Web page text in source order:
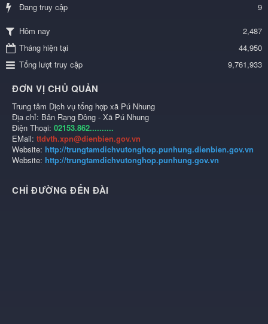
Đang truy cập 9
Hôm nay
2,487
Tháng hiện tại
44,950
Tổng lượt truy cập
9,761,933
ĐƠN VỊ CHỦ QUẢN
Trung tâm Dịch vụ tổng hợp xã Pú Nhung
Địa chỉ: Bản Rạng Đông - Xã Pú Nhung
Điện Thoại: 02153.862..........
EMail: ttdvth.xpn@dienbien.gov.vn
Website: http://trungtamdichvutonghop.punhung.dienbien.gov.vn
Website: http://trungtamdichvutonghop.punhung.gov.vn
CHỈ ĐƯỜNG ĐẾN ĐÀI